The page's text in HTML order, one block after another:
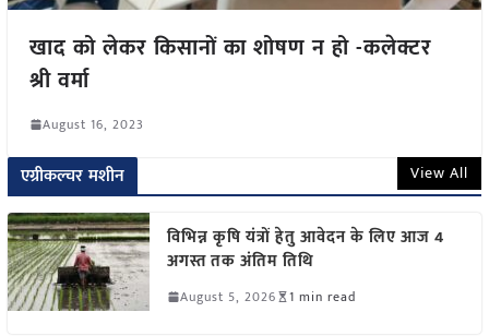
खाद को लेकर किसानों का शोषण न हो -कलेक्टर
श्री वर्मा
August 16, 2023
एग्रीकल्चर मशीन View All
विभिन्न कृषि यंत्रों हेतु आवेदन के लिए आज 4
अगस्त तक अंतिम तिथि
August 5, 2026 1 min read